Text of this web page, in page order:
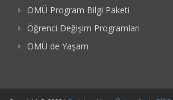
OMÜ Program Bilgi Paketi
Öğrenci Değişim Programları
OMÜ de Yaşam